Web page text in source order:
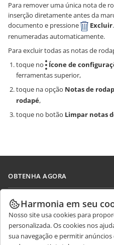
Para remover uma única nota de
inserção diretamente antes da
documento e pressione
Excluir
renumeradas automaticamente.
Para excluir todas as notas de
toque no
Ícone de
ferramentas superior,
toque na opção Notas de
rodapé,
toque no botão Limpar notas
OBTENHA AGORA
Docs
DocSpace
Workspace
COLABORAR
Para colaboradores
Para tradutores
RECEBA NOTÍCIAS
Blog
Harmonia em seu
Nosso site usa cookies para
personalizada. Os cookies nos
sua navegação e permitir